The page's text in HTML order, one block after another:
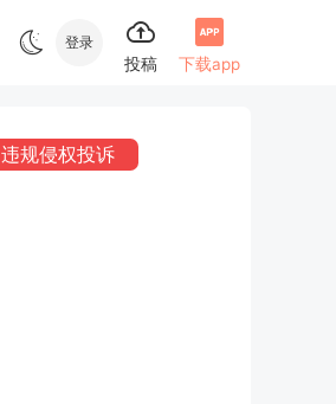
登录
投稿 下载app
违规侵权投诉